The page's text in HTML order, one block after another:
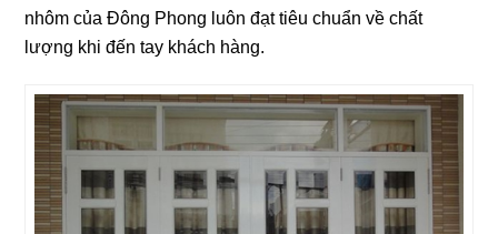
nhôm của Đông Phong luôn đạt tiêu chuẩn về chất
lượng khi đến tay khách hàng.